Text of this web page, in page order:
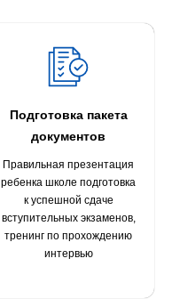
Подготовка пакета
документов
Правильная презентация
ребенка школе подготовка
к успешной сдаче
вступительных экзаменов,
тренинг по прохождению
интервью